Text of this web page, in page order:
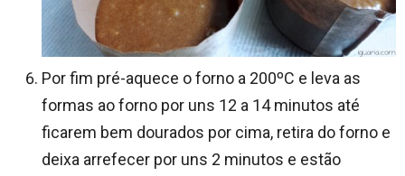
Por fim pré-aquece o forno a 200ºC e leva as
formas ao forno por uns 12 a 14 minutos até
ficarem bem dourados por cima, retira do forno e
deixa arrefecer por uns 2 minutos e estão